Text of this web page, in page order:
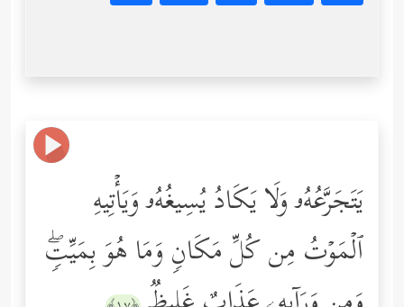
یَتَجَرَّعُهُۥ وَلَا یَكَادُ یُسِیغُهُۥ وَیَأۡتِیهِ
ٱلۡمَوۡتُ مِن كُلِّ مَكَانࣲ وَمَا هُوَ بِمَیِّتࣲۖ